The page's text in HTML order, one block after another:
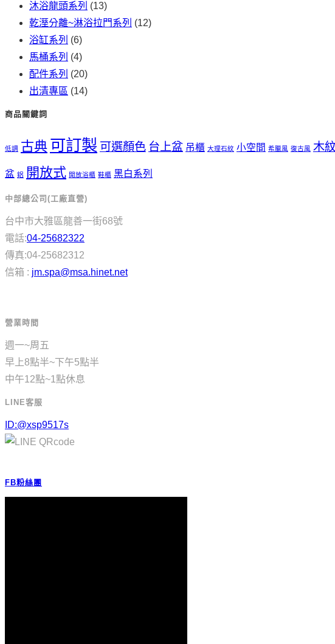
沐浴龍頭系列 (13)
乾溼分離~淋浴拉門系列 (12)
浴缸系列 (6)
馬桶系列 (4)
配件系列 (20)
出清專區 (14)
商品關鍵詞
低調 古典 可訂製 可選顏色 台上盆 吊櫃 大理石紋 小空間 希臘風 復古風 木
盆 鋁 開放式 開放浴櫃 鞋櫃 黑白系列
中部總公司(工廠直營)
台中市大雅區龍善一街68號
電話:04-25682322
傳真:04-25682312
信箱 : jm.spa@msa.hinet.net
營業時間
週一~周五
早上8點半~下午5點半
中午12點~1點休息
LINE客服
ID:@xsp9517s
FB粉絲團